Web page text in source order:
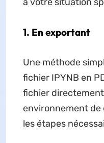
1. En exportant
Une méthode
fichier IPYNB en
fichier
environnement de
les étapes